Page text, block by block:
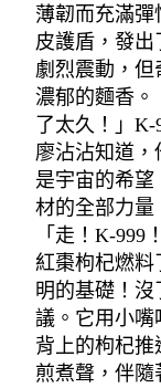
薄韌而充滿
皮護盾，發
劇烈震動，
濃郁的麵香。
了太久！」
廖沾沾知道
是宇宙的希
材的全部力量
「走！K-999
紅棗枸杞燃料
明的基礎！
議。它用小嘴
背上的枸杞
煎煮聲，伴